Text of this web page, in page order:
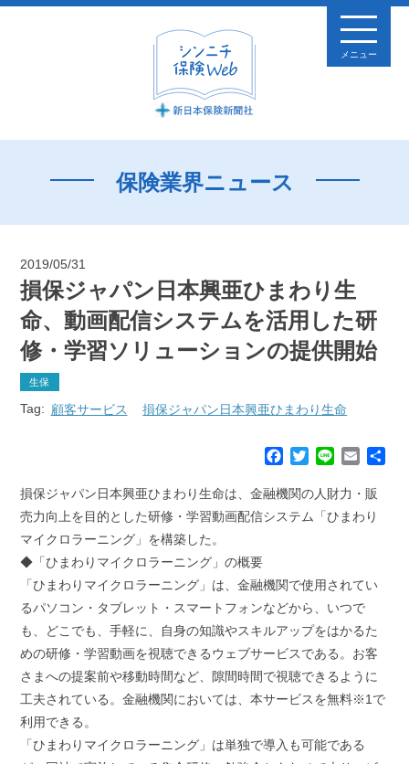
メニュー
保険業界ニュース
2019/05/31
損保ジャパン日本興亜ひまわり生
命、動画配信システムを活用した研
修・学習ソリューションの提供開始
生保
Tag: 顧客サービス 損保ジャパン日本興亜ひまわり生命
c
e
k
T
i
n
e
E
a
損保ジャパン日本興亜ひまわり生命は、金融機関の人財力・販
売力向上を目的とした研修・学習動画配信システム「ひまわり
マイクロラーニング」を構築した。
◆「ひまわりマイクロラーニング」の概要
「ひまわりマイクロラーニング」は、金融機関で使用されてい
るパソコン・タブレット・スマートフォンなどから、いつで
も、どこでも、手軽に、自身の知識やスキルアップをはかるた
めの研修・学習動画を視聴できるウェブサービスである。お客
さまへの提案前や移動時間など、隙間時間で視聴できるように
工夫されている。金融機関においては、本サービスを無料※1で
利用できる。
「ひまわりマイクロラーニング」は単独で導入も可能である